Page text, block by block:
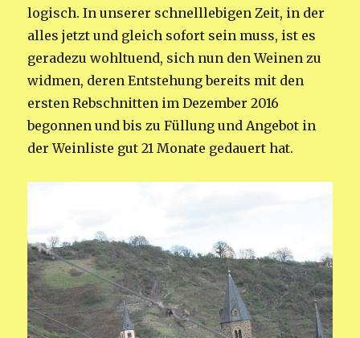
logisch. In unserer schnelllebigen Zeit, in der
alles jetzt und gleich sofort sein muss, ist es
geradezu wohltuend, sich nun den Weinen zu
widmen, deren Entstehung bereits mit den
ersten Rebschnitten im Dezember 2016
begonnen und bis zu Füllung und Angebot in
der Weinliste gut 21 Monate gedauert hat.